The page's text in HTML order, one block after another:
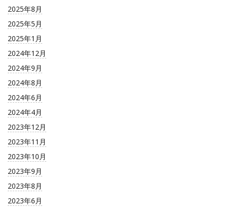
2025年8月
2025年5月
2025年1月
2024年12月
2024年9月
2024年8月
2024年6月
2024年4月
2023年12月
2023年11月
2023年10月
2023年9月
2023年8月
2023年6月